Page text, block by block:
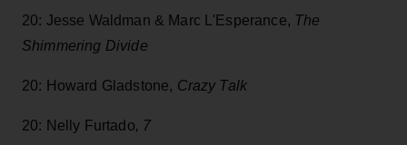
20: Jesse Waldman & Marc L'Esperance, The
Shimmering Divide
20: Howard Gladstone, Crazy Talk
20: Nelly Furtado, 7